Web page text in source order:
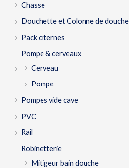
Chasse
Douchette et Colonne de douche
Pack citernes
Pompe & cerveaux
Cerveau
Pompe
Pompes vide cave
PVC
Rail
Robinetterie
Mitigeur bain douche